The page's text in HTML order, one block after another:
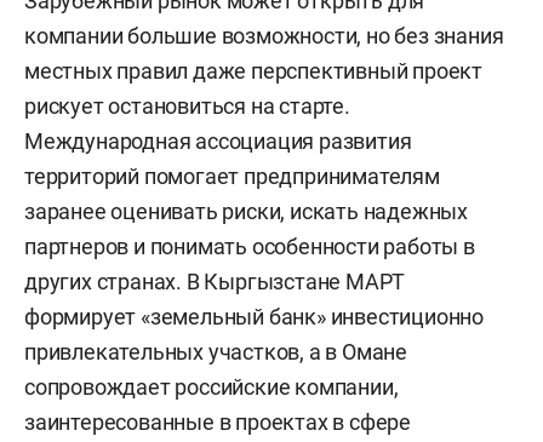
компании большие возможности, но без знания
местных правил даже перспективный проект
рискует остановиться на старте.
Международная ассоциация развития
территорий помогает предпринимателям
заранее оценивать риски, искать надежных
партнеров и понимать особенности работы в
других странах. В Кыргызстане МАРТ
формирует «земельный банк» инвестиционно
привлекательных участков, а в Омане
сопровождает российские компании,
заинтересованные в проектах в сфере